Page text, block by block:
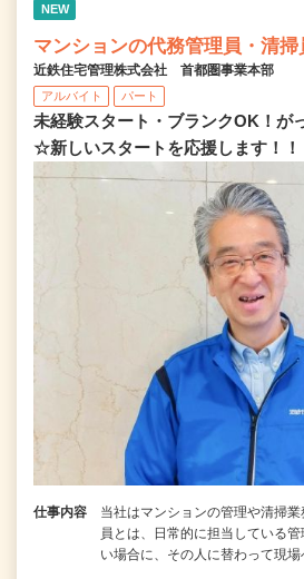
NEW
マンションの代務管理員・清掃
近鉄住宅管理株式会社 首都圏事業本部
アルバイト パート
未経験スタート・ブランクOK！が
☆新しいスタートを応援します！！
仕事内容
当社はマンションの管理や清掃
員とは、日常的に担当している
い場合に、その人に替わって現